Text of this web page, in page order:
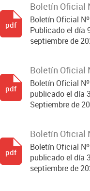
Boletín Oficial
Boletín Oficial
Publicado el día
septiembre de
pdf
Boletín Oficial
Boletín Oficial
publicado el día
Septiembre de
pdf
Boletín Oficial
Boletín Oficial
publicado el día
septiembre de
pdf